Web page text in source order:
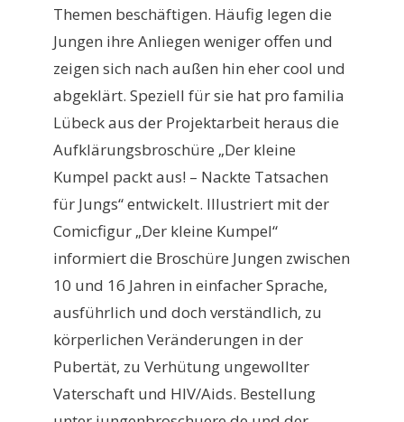
Themen beschäftigen. Häufig legen die
Jungen ihre Anliegen weniger offen und
zeigen sich nach außen hin eher cool und
abgeklärt. Speziell für sie hat pro familia
Lübeck aus der Projektarbeit heraus die
Aufklärungsbroschüre „Der kleine
Kumpel packt aus! – Nackte Tatsachen
für Jungs“ entwickelt. Illustriert mit der
Comicfigur „Der kleine Kumpel“
informiert die Broschüre Jungen zwischen
10 und 16 Jahren in einfacher Sprache,
ausführlich und doch verständlich, zu
körperlichen Veränderungen in der
Pubertät, zu Verhütung ungewollter
Vaterschaft und HIV/Aids. Bestellung